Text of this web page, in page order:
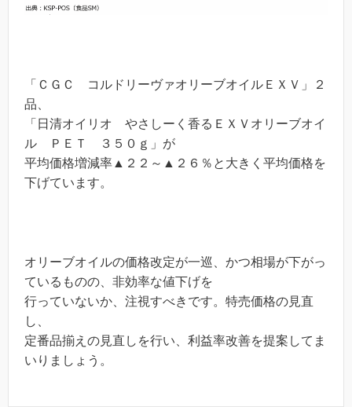
「ＣＧＣ コルドリーヴァオリーブオイルＥＸＶ」２
品、
「日清オイリオ やさしーく香るＥＸＶオリーブオイ
ル ＰＥＴ ３５０ｇ」が
平均価格増減率▲２２～▲２６％と大きく平均価格を
下げています。
オリーブオイルの価格改定が一巡、かつ相場が下がっ
ているものの、非効率な値下げを
行っていないか、注視すべきです。特売価格の見直
し、
定番品揃えの見直しを行い、利益率改善を提案してま
いりましょう。